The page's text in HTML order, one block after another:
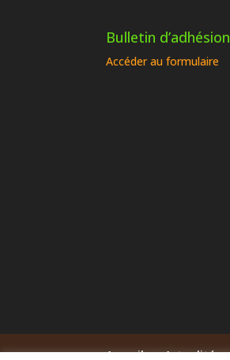
Bulletin d’adhésion
Accéder au formulaire
Accueil Actualités